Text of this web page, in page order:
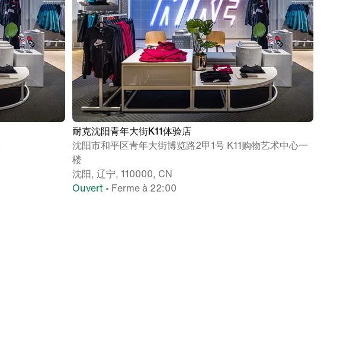
耐克沈阳青年大街K11体验店
沈阳市和平区青年大街博览路2甲1号 K11购物艺术中心一
楼
沈阳, 辽宁, 110000, CN
Ouvert • Ferme à 22:00